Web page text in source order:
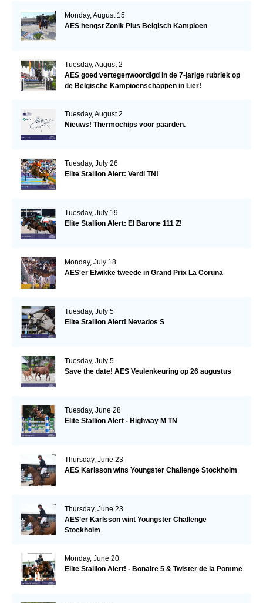
Monday, August 15
AES hengst Zonik Plus Belgisch Kampioen
Tuesday, August 2
AES goed vertegenwoordigd in de 7-jarige rubriek op
de Belgische Kampioenschappen in Lier!
Tuesday, August 2
Nieuws! Thermochips voor paarden.
Tuesday, July 26
Elite Stallion Alert: Verdi TN!
Tuesday, July 19
Elite Stallion Alert: El Barone 111 Z!
Monday, July 18
AES'er Elwikke tweede in Grand Prix La Coruna
Tuesday, July 5
Elite Stallion Alert! Nevados S
Tuesday, July 5
Save the date! AES Veulenkeuring op 26 augustus
Tuesday, June 28
Elite Stallion Alert - Highway M TN
Thursday, June 23
AES Karlsson wins Youngster Challenge Stockholm
Thursday, June 23
AES’er Karlsson wint Youngster Challenge
Stockholm
Monday, June 20
Elite Stallion Alert! - Bonaire 5 & Twister de la Pomme